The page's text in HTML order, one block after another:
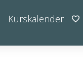
Kurskalender